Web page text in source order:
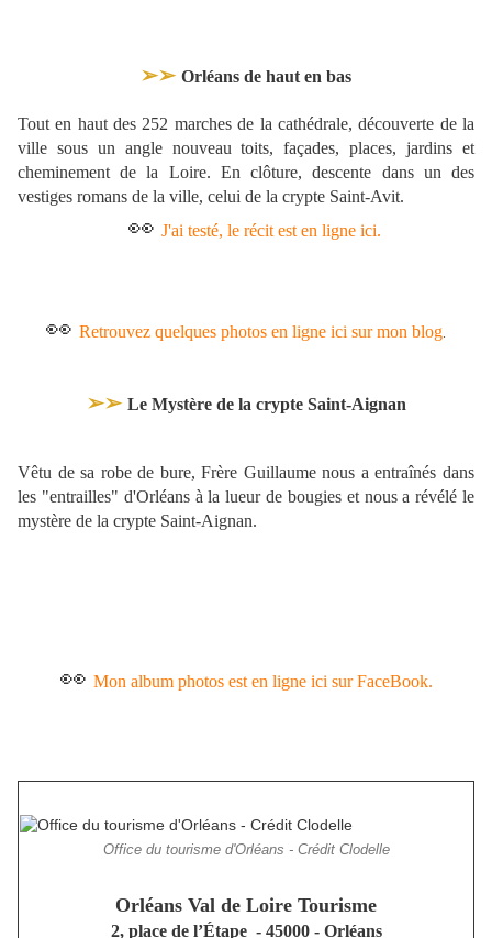
➢➢ Orléans de haut en bas
Tout en haut des 252 marches de la cathédrale, découverte de la
ville sous un angle nouveau toits, façades, places, jardins et
cheminement de la Loire. En clôture, descente dans un des
vestiges romans de la ville, celui de la crypte Saint-Avit.
👀 J'ai testé, le récit est en ligne ici.
👀 Retrouvez quelques photos en ligne ici sur mon blog.
➢➢ Le Mystère de la crypte Saint-Aignan
Vêtu de sa robe de bure, Frère Guillaume nous a entraînés dans
les "entrailles" d'Orléans à la lueur de bougies et nous a révélé le
mystère de la crypte Saint-Aignan.
👀 Mon album photos est en ligne ici sur FaceBook.
Office du tourisme d'Orléans - Crédit Clodelle
Orléans Val de Loire Tourisme
2, place de l’Étape - 45000 - Orléans